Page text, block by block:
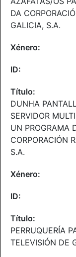
DA
GALICIA, S.A.
DUNHA
SERVIDOR
UN PROGRAMA
CORPORACIÓN
S.A.
PERRUQUERÍA
TELEVISIÓN DE